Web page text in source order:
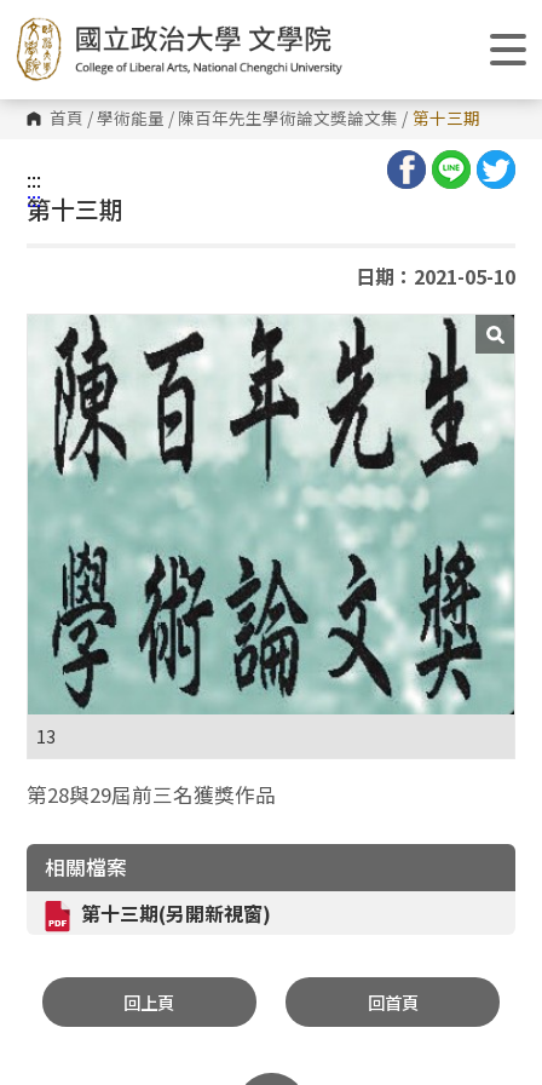
跳
到
主
要
內
容
區 首頁 /學術能量 / 陳百年先生學術論文獎論文集 / 第十三期
:::
:::
第十三期
日期：2021-05-10
13
第28與29屆前三名獲獎作品
相關檔案
第十三期(另開新視窗)
回上頁 回首頁